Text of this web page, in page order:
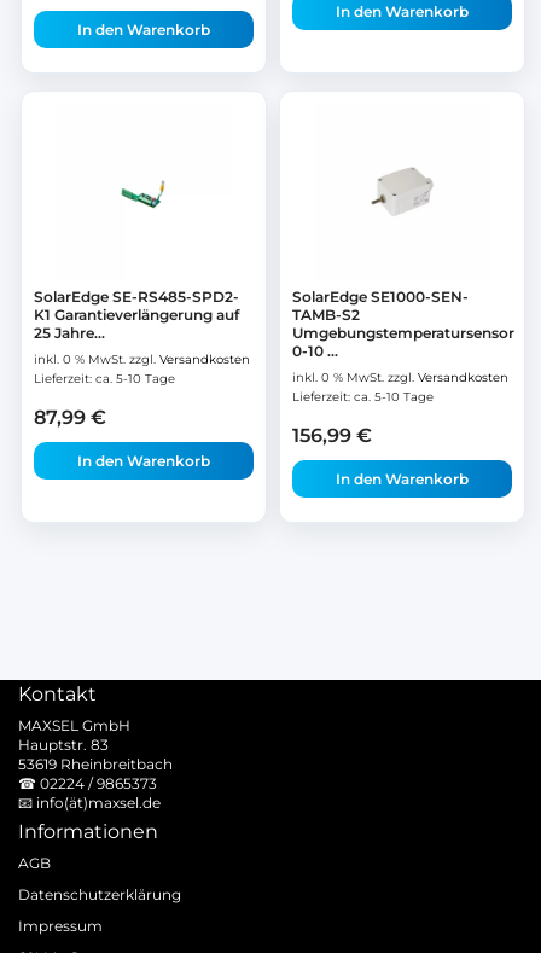
In den Warenkorb
In den Warenkorb
SolarEdge SE-RS485-SPD2-
K1 Garantieverlängerung auf
25 Jahre...
inkl. 0 % MwSt. zzgl. Versandkosten
Lieferzeit: ca. 5-10 Tage
87,99 €
In den Warenkorb
SolarEdge SE1000-SEN-
TAMB-S2
Umgebungstemperatursensor
0-10 ...
inkl. 0 % MwSt. zzgl. Versandkosten
Lieferzeit: ca. 5-10 Tage
156,99 €
In den Warenkorb
Kontakt
MAXSEL GmbH
Hauptstr. 83
53619 Rheinbreitbach
☎ 02224 / 9865373
📧 info(ät)maxsel.de
Informationen
AGB
Datenschutzerklärung
Impressum